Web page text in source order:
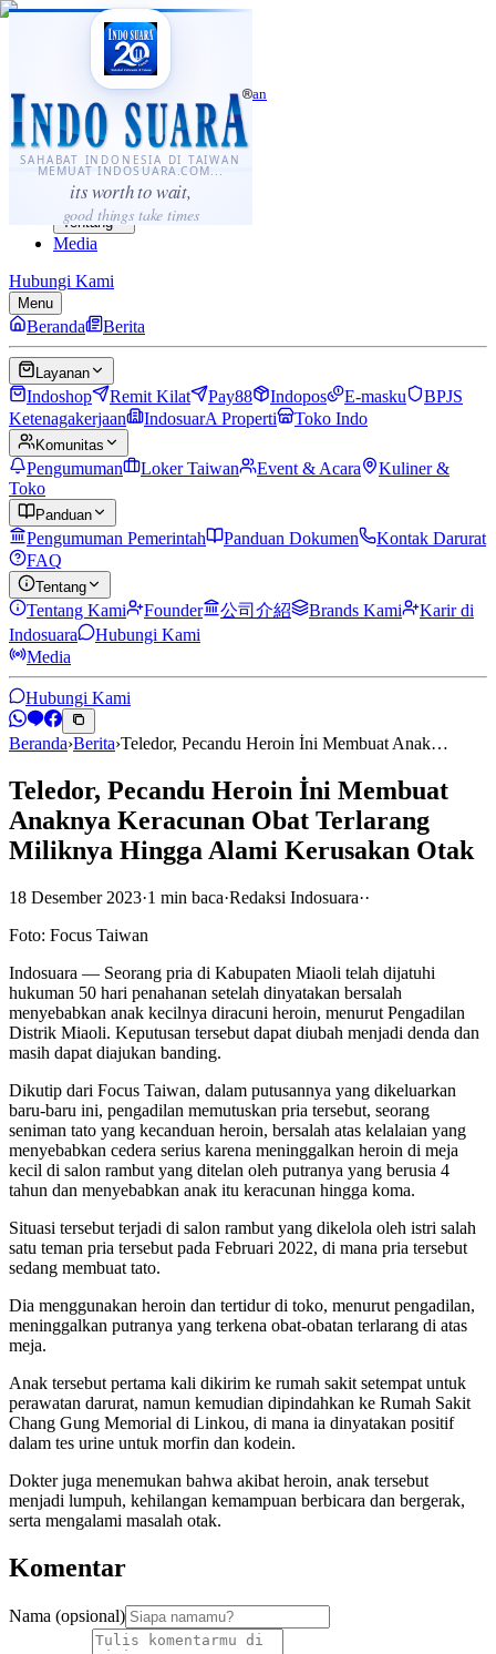
SAHABAT INDONESIA DI TAIWAN
MEMUAT INDOSUARA.COM...
its worth to wait,
good things take times
·...
⌘K
Sahabat Indonesia di Taiwan
Berita
Layanan
Komunitas
Panduan
Tentang
Media
Hubungi Kami
Menu
Beranda Berita
Layanan
Indoshop Remit Kilat Pay88 Indopos E-masku
BPJS
Ketenagakerjaan
IndosuarA Properti Toko Indo
Komunitas
Pengumuman Loker Taiwan Event & Acara
Kuliner &
Toko
Panduan
Pengumuman Pemerintah Panduan Dokumen
Kontak Darurat
FAQ
Tentang
Tentang Kami Founder 公司介紹 Brands Kami
Karir di
Indosuara
Hubungi Kami
Media
Hubungi Kami
Beranda›Berita›Teledor, Pecandu Heroin İni Membuat Anak…
Teledor, Pecandu Heroin İni Membuat
Anaknya Keracunan Obat Terlarang
Miliknya Hingga Alami Kerusakan Otak
18 Desember 2023·1 min baca·Redaksi Indosuara··
Foto: Focus Taiwan
Indosuara — Seorang pria di Kabupaten Miaoli telah dijatuhi
hukuman 50 hari penahanan setelah dinyatakan bersalah
menyebabkan anak kecilnya diracuni heroin, menurut Pengadilan
Distrik Miaoli. Keputusan tersebut dapat diubah menjadi denda dan
masih dapat diajukan banding.
Dikutip dari Focus Taiwan, dalam putusannya yang dikeluarkan
baru-baru ini, pengadilan memutuskan pria tersebut, seorang
seniman tato yang kecanduan heroin, bersalah atas kelalaian yang
menyebabkan cedera serius karena meninggalkan heroin di meja
kecil di salon rambut yang ditelan oleh putranya yang berusia 4
tahun dan menyebabkan anak itu keracunan hingga koma.
Situasi tersebut terjadi di salon rambut yang dikelola oleh istri salah
satu teman pria tersebut pada Februari 2022, di mana pria tersebut
sedang membuat tato.
Dia menggunakan heroin dan tertidur di toko, menurut pengadilan,
meninggalkan putranya yang terkena obat-obatan terlarang di atas
meja.
Anak tersebut pertama kali dikirim ke rumah sakit setempat untuk
perawatan darurat, namun kemudian dipindahkan ke Rumah Sakit
Chang Gung Memorial di Linkou, di mana ia dinyatakan positif
dalam tes urine untuk morfin dan kodein.
Dokter juga menemukan bahwa akibat heroin, anak tersebut
menjadi lumpuh, kehilangan kemampuan berbicara dan bergerak,
serta mengalami masalah otak.
Komentar
Nama (opsional)